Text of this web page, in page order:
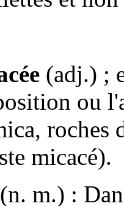
(adj.) ;
ou
roches
micacé).
(n. m.) :